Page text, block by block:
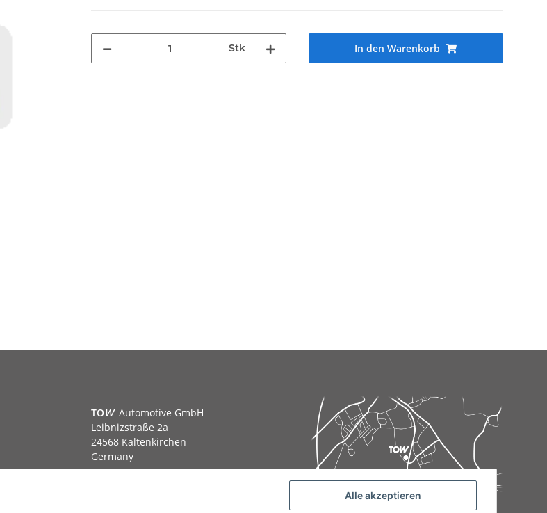
Stk In den Warenkorb
TOW Automotive GmbH
Leibnizstraße 2a
24568 Kaltenkirchen
Germany
Alle akzeptieren